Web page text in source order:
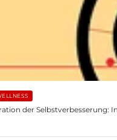
der Selbstverbesserung: